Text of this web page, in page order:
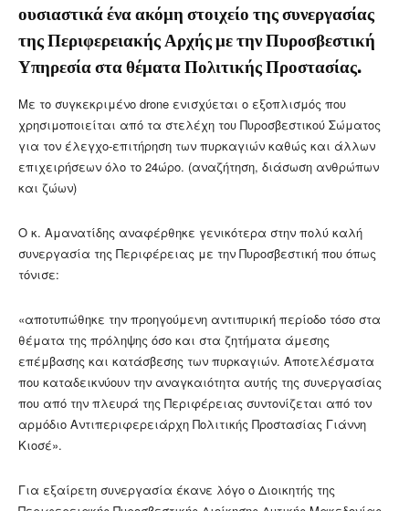
ουσιαστικά ένα ακόμη στοιχείο της συνεργασίας
της Περιφερειακής Αρχής με την Πυροσβεστική
Υπηρεσία στα θέματα Πολιτικής Προστασίας.
Με το συγκεκριμένο drone ενισχύεται ο εξοπλισμός που
χρησιμοποιείται από τα στελέχη του Πυροσβεστικού Σώματος
για τον έλεγχο-επιτήρηση των πυρκαγιών καθώς και άλλων
επιχειρήσεων όλο το 24ώρο. (αναζήτηση, διάσωση ανθρώπων
και ζώων)
Ο κ. Αμανατίδης αναφέρθηκε γενικότερα στην πολύ καλή
συνεργασία της Περιφέρειας με την Πυροσβεστική που όπως
τόνισε:
«αποτυπώθηκε την προηγούμενη αντιπυρική περίοδο τόσο στα
θέματα της πρόληψης όσο και στα ζητήματα άμεσης
επέμβασης και κατάσβεσης των πυρκαγιών. Αποτελέσματα
που καταδεικνύουν την αναγκαιότητα αυτής της συνεργασίας
που από την πλευρά της Περιφέρειας συντονίζεται από τον
αρμόδιο Αντιπεριφερειάρχη Πολιτικής Προστασίας Γιάννη
Κιοσέ».
Για εξαίρετη συνεργασία έκανε λόγο ο Διοικητής της